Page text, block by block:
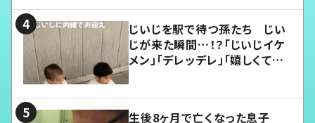
じいじを駅で待つ孫たち じい
じが来た瞬間…！？「じいじイケ
メン」「デレッデレ」「嬉しくて可
生後8ヶ月で亡くなった息子